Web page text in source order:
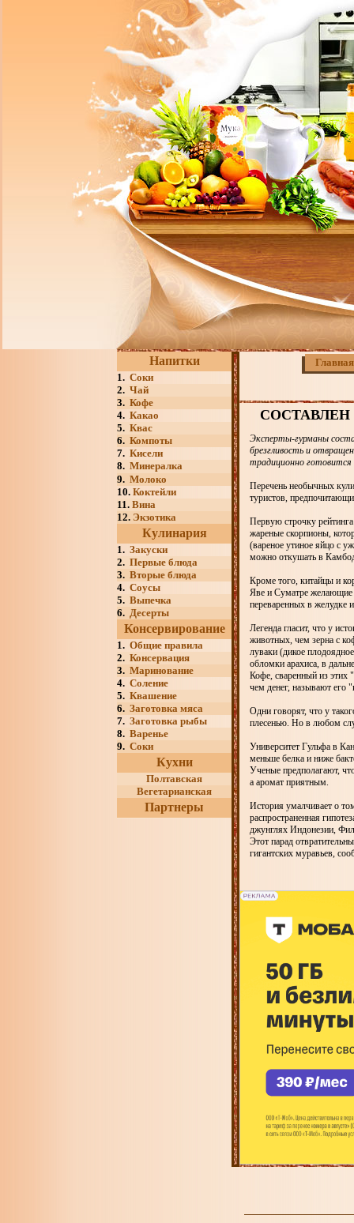
Напитки
1. Соки
2. Чай
3. Кофе
4. Какао
5. Квас
6. Компоты
7. Кисели
8. Минералка
9. Молоко
10. Коктейли
11. Вина
12. Экзотика
Кулинария
1. Закуски
2. Первые блюда
3. Вторые блюда
4. Соусы
5. Выпечка
6. Десерты
Консервирование
1. Общие правила
2. Консервация
3. Маринование
4. Соление
5. Квашение
6. Заготовка мяса
7. Заготовка рыбы
8. Варенье
9. Соки
Кухни
Полтавская
Вегетарианская
Партнеры
Главная
Эксперты-гурманы
брезгливость и
традиционно готовится
Перечень необычных
туристов,
Первую строчку
жареные скорпионы,
(вареное утиное яйцо с
можно откушать в
Кроме того, китайцы и
Яве и Суматре желающие
переваренных в желудке
Легенда гласит, что у
животных, чем зерна с
луваки (дикое
обломки арахиса, в
Кофе, сваренный из этих
чем денег, называют его
Одни говорят, что у
плесенью. Но в любом
Университет Гульфа в
меньше белка и ниже
Ученые предполагают,
а аромат приятным.
История умалчивает о
распространенная
джунглях Индонезии,
Этот парад
гигантских муравьев,